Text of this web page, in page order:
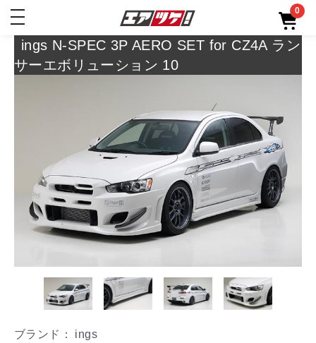
toggle
0
ings N-SPEC 3P AERO SET for CZ4A ラン
サーエボリューション 10
ブランド： ings